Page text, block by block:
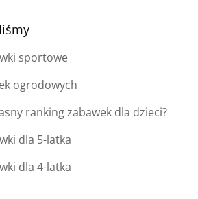
sportowe
ogrodowych
ranking zabawek dla dzieci?
dla 5-latka
dla 4-latka